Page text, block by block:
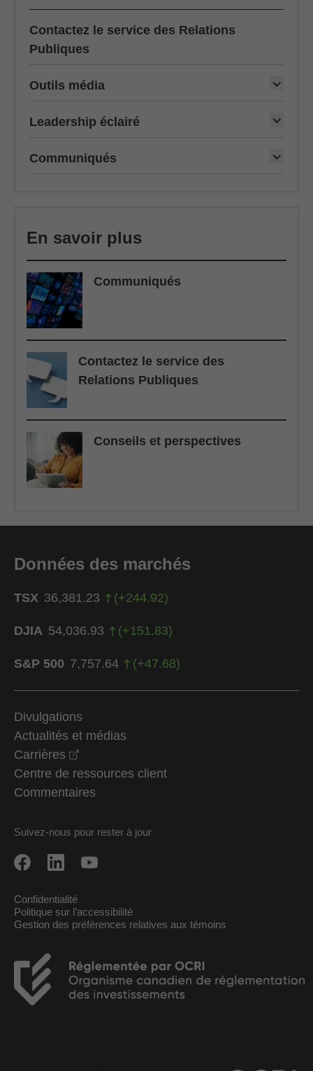
Contactez le service des Relations
Publiques
Outils média
Leadership éclairé
Communiqués
En savoir plus
Communiqués
Contactez le service des
Relations Publiques
Conseils et perspectives
Données des marchés
TSX 36,381.23 (+244.92)
DJIA 54,036.93 (+151.83)
S&P 500 7,757.64 (+47.68)
Divulgations
Actualités et médias
Carrières
Centre de ressources client
Commentaires
Suivez-nous pour rester à jour
Confidentialité
Politique sur l’accessibilité
Gestion des préférences relatives aux témoins